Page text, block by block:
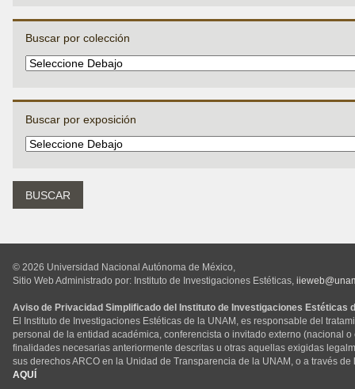
Buscar por colección
Buscar por exposición
© 2026 Universidad Nacional Autónoma de México,
Sitio Web Administrado por: Instituto de Investigaciones Estéticas,
Aviso de Privacidad Simplificado del Instituto de Investigaciones Estéticas
El Instituto de Investigaciones Estéticas de la UNAM, es responsable del
personal de la entidad académica, conferencista o invitado externo (nacional
finalidades necesarias anteriormente descritas u otras aquellas exigidas
sus derechos ARCO en la Unidad de Transparencia de la UNAM, o a través
AQUÍ